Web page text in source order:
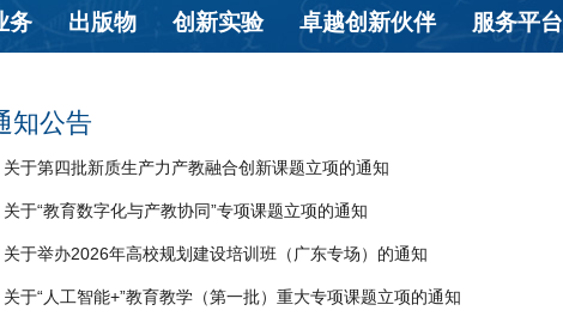
务 出版物 创新实验 卓越创新伙伴 服务平台
知公告
关于第四批新质生产力产教融合创新课题立项的通知
关于“教育数字化与产教协同”专项课题立项的通知
关于举办2026年高校规划建设培训班（广东专场）的通知
关于“人工智能+”教育教学（第一批）重大专项课题立项的通知